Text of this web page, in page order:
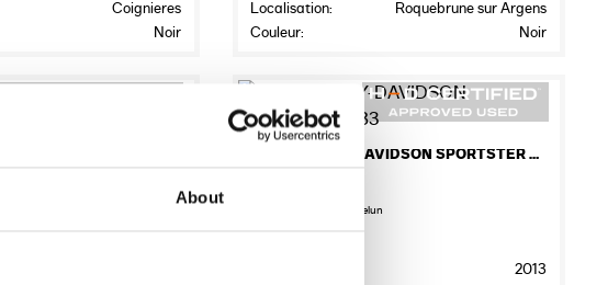
About
Coignieres
Noir
Localisation:
Roquebrune sur Argens
Couleur:
Noir
2013 HARLEY-DAVIDSON SPORTSTER 883
Harley - Davidson Melun
2013